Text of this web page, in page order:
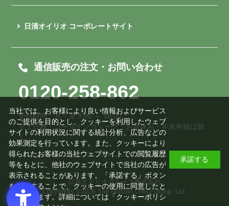
日清オイリオ コーポレートサイト
通信販売の注文・お問い合わせ
0120-258-862
受付時間／月～金 9:00 ～ 18:00
※土日祝・ゴールデンウィーク・お盆休み・年末年始は除
く
日清オイリオグループ株式会社
Copyrights ©2026 The Nisshin OilliO Group, Ltd.
当社では、お客様により良い情報およびサービス
のご提供を目的とし、クッキーを利用したウェブ
サイトの利用状況に関する統計分析、広告などの
効果測定を行っています。また、クッキーにより
得られたお客様の当社ウェブサイトでの閲覧履歴
等をもとに、他社のウェブサイトで当社の広告が
表示されることがあります。「承諾する」ボタン
を押下することで、クッキーの使用に同意したと
みなされます。詳細については「クッキーポリシ
承諾する